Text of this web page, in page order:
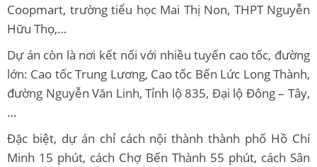
Coopmart, trường tiểu học Mai Thị Non, THPT Nguyễn
Hữu Thọ,…
Dự án còn là nơi kết nối với nhiều tuyến cao tốc, đường
lớn: Cao tốc Trung Lương, Cao tốc Bến Lức Long Thành,
đường Nguyễn Văn Linh, Tỉnh lộ 835, Đại lộ Đông – Tây,
…
Đặc biệt, dự án chỉ cách nội thành thành phố Hồ Chí
Minh 15 phút, cách Chợ Bến Thành 55 phút, cách Sân